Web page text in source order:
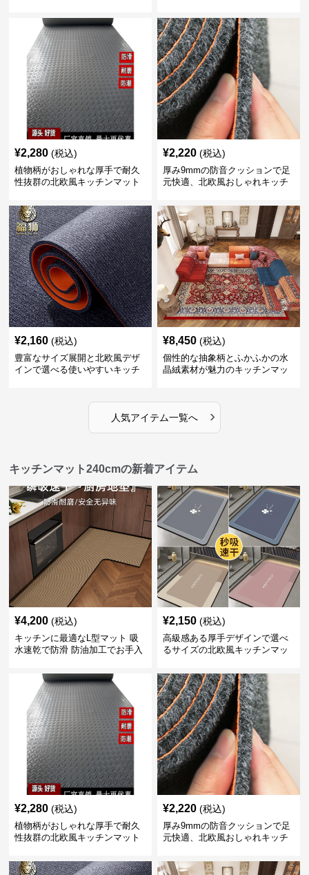
¥2,280 (税込)
植物柄がおしゃれな厚手で耐久
性抜群の北欧風キッチンマット
¥2,220 (税込)
厚み9mmの防音クッションで足
元快適、北欧風おしゃれキッチ
¥2,160 (税込)
豊富なサイズ展開と北欧風デザ
インで選べる使いやすいキッチ
¥8,450 (税込)
個性的な抽象柄とふかふかの水
晶絨素材が魅力のキッチンマッ
人気アイテム一覧へ ›
キッチンマット240cmの新着アイテム
¥4,200 (税込)
キッチンに最適なL型マット 吸
水速乾で防滑 防油加工でお手入
¥2,150 (税込)
高級感ある厚手デザインで選べ
るサイズの北欧風キッチンマッ
¥2,280 (税込)
植物柄がおしゃれな厚手で耐久
性抜群の北欧風キッチンマット
¥2,220 (税込)
厚み9mmの防音クッションで足
元快適、北欧風おしゃれキッチ